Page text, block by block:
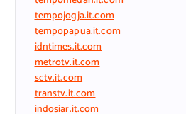
tempojogja.it.com
tempopapua.it.com
idntimes.it.com
metrotv.it.com
sctv.it.com
transtv.it.com
indosiar.it.com